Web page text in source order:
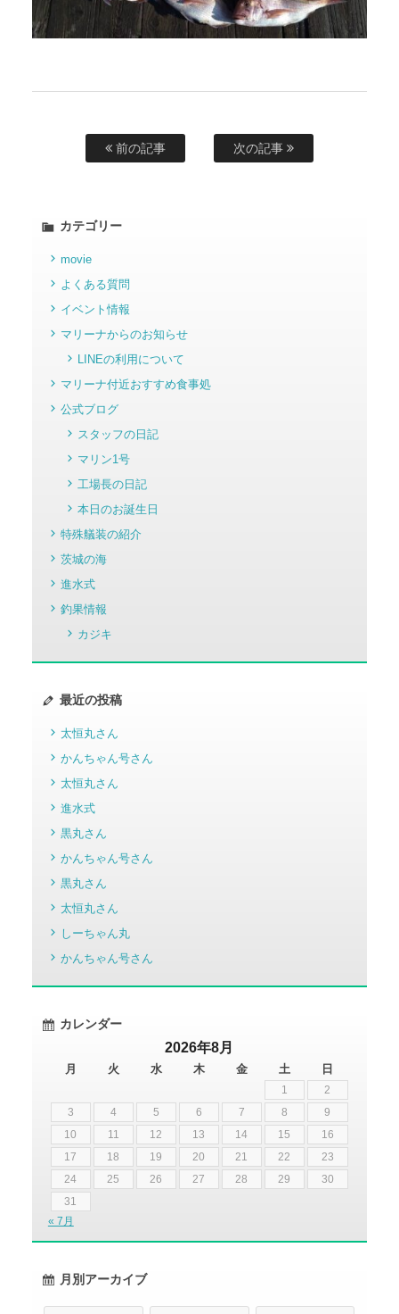
前の記事 次の記事
カテゴリー
movie
よくある質問
イベント情報
マリーナからのお知らせ
LINEの利用について
マリーナ付近おすすめ食事処
公式ブログ
スタッフの日記
マリン1号
工場長の日記
本日のお誕生日
特殊艤装の紹介
茨城の海
進水式
釣果情報
カジキ
最近の投稿
太恒丸さん
かんちゃん号さん
太恒丸さん
進水式
黒丸さん
かんちゃん号さん
黒丸さん
太恒丸さん
しーちゃん丸
かんちゃん号さん
カレンダー
2026年8月
月 火 水 木 金 土 日
1
2
3
4 5 6 7 8
9
10
11 12 13 14 15
16
17
18 19 20 21 22
23
24
25 26 27 28 29
30
31
« 7月
月別アーカイブ